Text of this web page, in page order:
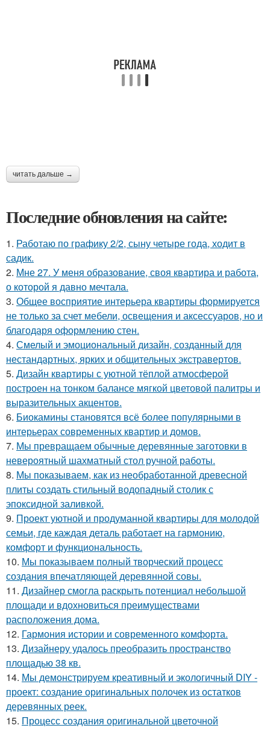
читать дальше →
Последние обновления на сайте:
1. Работаю по графику 2/2, сыну четыре года, ходит в
садик.
2. Мне 27. У меня образование, своя квартира и работа,
о которой я давно мечтала.
3. Общее восприятие интерьера квартиры формируется
не только за счет мебели, освещения и аксессуаров, но и
благодаря оформлению стен.
4. Смелый и эмоциональный дизайн, созданный для
нестандартных, ярких и общительных экстравертов.
5. Дизайн квартиры с уютной тёплой атмосферой
построен на тонком балансе мягкой цветовой палитры и
выразительных акцентов.
6. Биокамины становятся всё более популярными в
интерьерах современных квартир и домов.
7. Мы превращаем обычные деревянные заготовки в
невероятный шахматный стол ручной работы.
8. Мы показываем, как из необработанной древесной
плиты создать стильный водопадный столик с
эпоксидной заливкой.
9. Проект уютной и продуманной квартиры для молодой
семьи, где каждая деталь работает на гармонию,
комфорт и функциональность.
10. Мы показываем полный творческий процесс
создания впечатляющей деревянной совы.
11. Дизайнер смогла раскрыть потенциал небольшой
площади и вдохновиться преимуществами
расположения дома.
12. Гармония истории и современного комфорта.
13. Дизайнеру удалось преобразить пространство
площадью 38 кв.
14. Мы демонстрируем креативный и экологичный DIY -
проект: создание оригинальных полочек из остатков
деревянных реек.
15. Процесс создания оригинальной цветочной